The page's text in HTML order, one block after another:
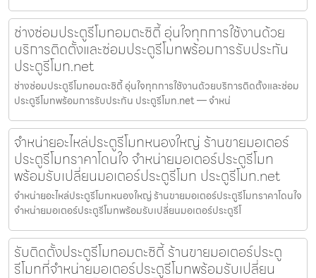
ช่างซ่อมประตูรีโมทอมตะซิตี้ อุ่นใจทุกการใช้งานด้วย
บริการติดตั้งและซ่อมประตูรีโมทพร้อมการรับประกัน
ประตูรีโมท.net
ช่างซ่อมประตูรีโมทอมตะซิตี้ อุ่นใจทุกการใช้งานด้วยบริการติดตั้งและซ่อม
ประตูรีโมทพร้อมการรับประกัน ประตูรีโมท.net — จำหน่
จำหน่ายอะไหล่ประตูรีโมทหนองใหญ่ ร้านขายมอเตอร์
ประตูรีโมทราคาโดนใจ จำหน่ายมอเตอร์ประตูรีโมท
พร้อมรับเปลี่ยนมอเตอร์ประตูรีโมท ประตูรีโมท.net
จำหน่ายอะไหล่ประตูรีโมทหนองใหญ่ ร้านขายมอเตอร์ประตูรีโมทราคาโดนใจ
จำหน่ายมอเตอร์ประตูรีโมทพร้อมรับเปลี่ยนมอเตอร์ประตูรีโ
รับติดตั้งประตูรีโมทอมตะซิตี้ ร้านขายมอเตอร์ประตู
รีโมทที่จำหน่ายมอเตอร์ประตูรีโมทพร้อมรับเปลี่ยน